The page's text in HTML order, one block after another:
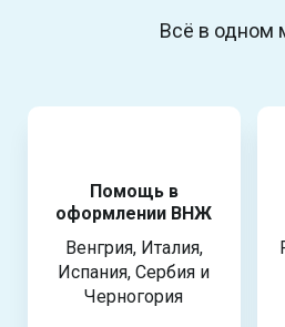
Всё в одном
Помощь в
оформлении ВНЖ
Венгрия, Италия,
Испания, Сербия и
Черногория